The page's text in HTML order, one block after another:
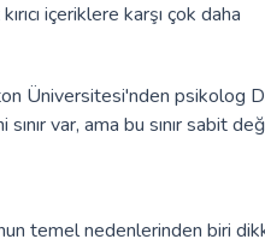
içeriklere karşı çok daha
Üniversitesi'nden psikolog
var, ama bu sınır sabit
temel nedenlerinden biri